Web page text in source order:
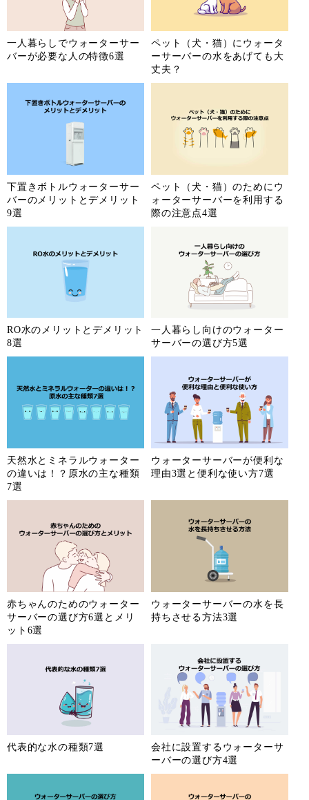
一人暮らしでウォーターサー
バーが必要な人の特徴6選
ペット（犬・猫）にウォータ
ーサーバーの水をあげても大
丈夫？
下置きボトルウォーターサー
バーのメリットとデメリット
9選
ペット（犬・猫）のためにウ
ォーターサーバーを利用する
際の注意点4選
RO水のメリットとデメリット
8選
一人暮らし向けのウォーター
サーバーの選び方5選
天然水とミネラルウォーター
の違いは！？原水の主な種類
7選
ウォーターサーバーが便利な
理由3選と便利な使い方7選
赤ちゃんのためのウォーター
サーバーの選び方6選とメリ
ット6選
ウォーターサーバーの水を長
持ちさせる方法3選
代表的な水の種類7選
会社に設置するウォーターサ
ーバーの選び方4選